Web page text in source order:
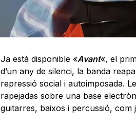
Ja està disponible «Avant«, el
d’un any de silenci, la banda
repressió social i autoimposada.
rapejadas sobre una base
guitarres, baixos i percussió, com